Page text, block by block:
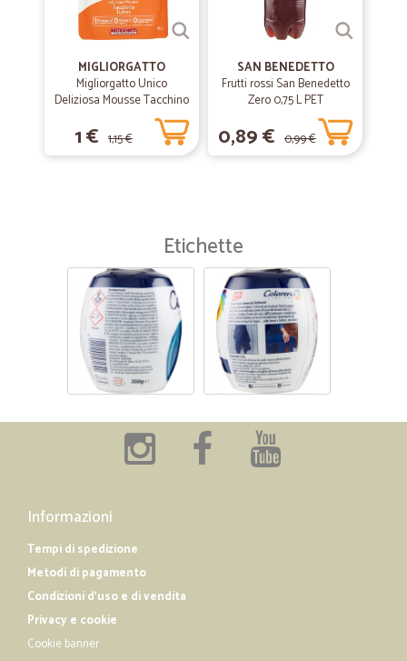
MIGLIORGATTO
Migliorgatto Unico
Deliziosa Mousse Tacchino
1 € 1,15 €
SAN BENEDETTO
Frutti rossi San Benedetto
Zero 0,75 L PET
0,89 € 0,99 €
Etichette
Informazioni
Tempi di spedizione
Metodi di pagamento
Condizioni d'uso e di vendita
Privacy e cookie
Cookie banner